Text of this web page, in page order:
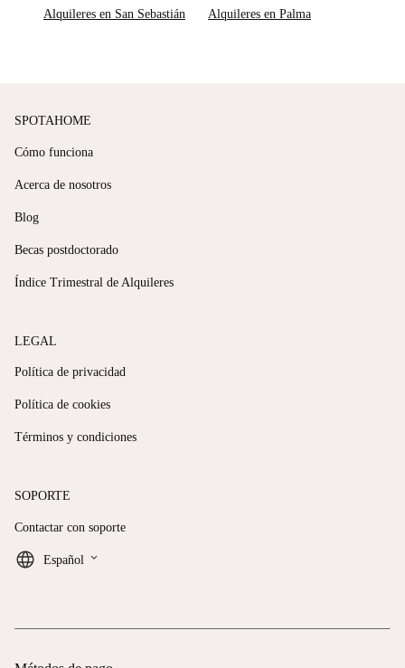
Alquileres en San Sebastián Alquileres en Palma
SPOTAHOME
Cómo funciona
Acerca de nosotros
Blog
Becas postdoctorado
Índice Trimestral de Alquileres
LEGAL
Política de privacidad
Política de cookies
Términos y condiciones
SOPORTE
Contactar con soporte
Español keyboard_arrow_down